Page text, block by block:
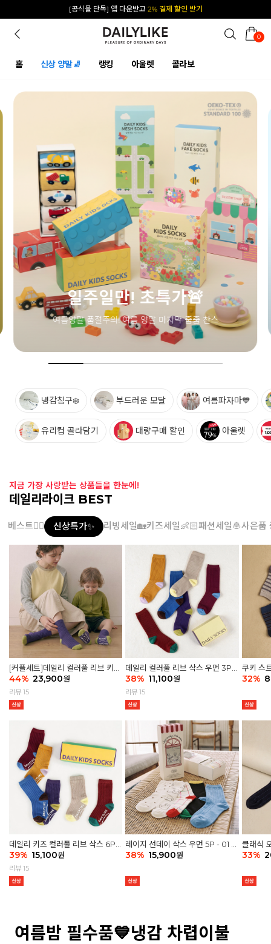
카카오 플친 추가하면1천원 즉시 할인 쿠폰
0
홈 신상 양말🧦 랭킹 아울렛 콜라보
냉감침구❄️ 부드러운 모달 여름파자마💙
유리컵 골라담기 대량구매 할인 아울렛
지금 가장 사랑받는 상품들을 한눈에!
데일리라이크 BEST
베스트👍🏻 신상특가✨ 리빙세일🏡키즈세일👶🏻패션세일🧆사은품
[커플세트]데일리 컬러풀 리브 키즈
6P & 우먼3P 삭스세트
44% 23,900원
리뷰 15
데일리 컬러풀 리브 삭스 우먼 3P
세트
38% 11,100원
리뷰 15
데일리 키즈 컬러풀 리브 삭스 6P -
03 세트
39% 15,100원
리뷰 15
레이지 선데이 삭스 우먼 5P - 01 G
athering
38% 15,900원
쿠키 스
32%
클래식
세트
33%
여름밤 필수품💙냉감 차렵이불